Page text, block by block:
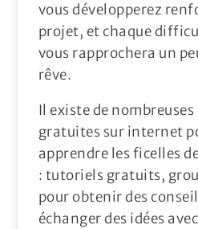
vous développerez
projet, et chaque
vous rapprochera un
rêve.
Il existe de nombreuses
gratuites sur internet
apprendre les ficelles
: tutoriels gratuits,
pour obtenir des
échanger des idées